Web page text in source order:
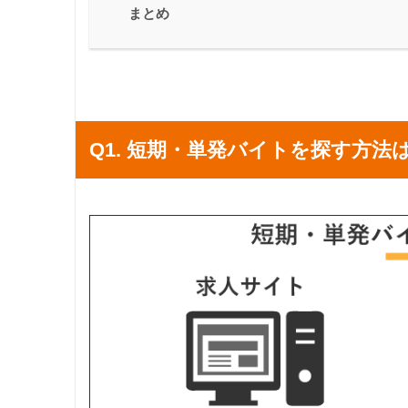
まとめ
Q1. 短期・単発バイトを探す方法